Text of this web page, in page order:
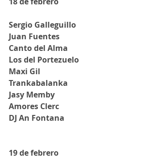
Sergio Galleguillo
Juan Fuentes
Canto del Alma
Los del Portezuelo
Maxi Gil
Trankabalanka
Jasy Memby
Amores Clerc
DJ An Fontana
19 de febrero